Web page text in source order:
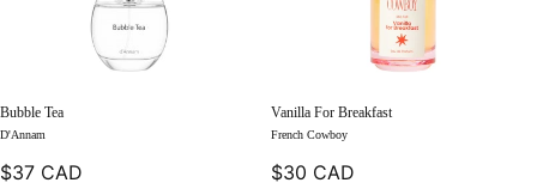
Bubble Tea
D'Annam
$37 CAD
Vanilla For Breakfast
French Cowboy
$30 CAD